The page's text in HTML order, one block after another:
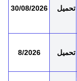
تحميل 30/08/2026
تحميل 8/2026